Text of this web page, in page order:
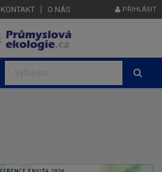
KONTAKT O NÁS PŘIHLÁSIT